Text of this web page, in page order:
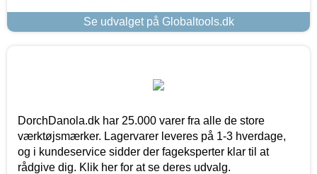
Se udvalget på Globaltools.dk
DorchDanola.dk har 25.000 varer fra alle de store
værktøjsmærker. Lagervarer leveres på 1-3 hverdage,
og i kundeservice sidder der fageksperter klar til at
rådgive dig. Klik her for at se deres udvalg.